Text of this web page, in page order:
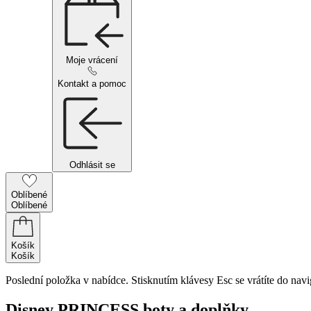
Moje vrácení
Kontakt a pomoc
Odhlásit se
Oblíbené
Oblíbené
Košík
Košík
Poslední položka v nabídce. Stisknutím klávesy Esc se vrátíte do